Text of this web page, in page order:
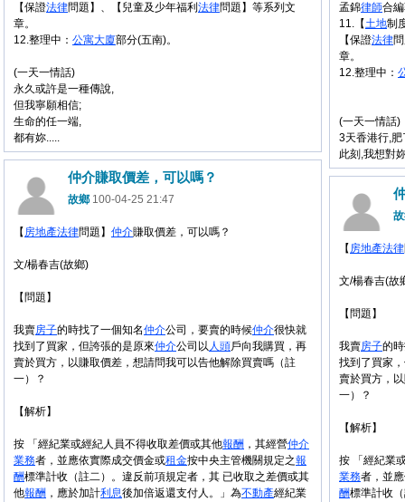
【保證法律問題】、【兒童及少年福利 法律問題】等系列文
章。
12.整理中： 公寓大廈部分(五南)。
(一天一情話)
永久或許是一種傳說,
但我寧願相信;
生命的任一端,
都有妳.....
孟錦律師合
11.【土地制
【保證法律
章。
12.整理中：
(一天一情話)
3天香港行,
此刻,我想對
仲介賺取價差，可以嗎？
故鄉100-04-25 21:47
【 房地產法律問題】 仲介賺取價差，可以嗎？
文/楊春吉(故鄉)
【問題】
我賣房子的時找了一個知名仲介公司，要賣的時候仲介很快就
找到了買家，但誇張的是原來仲介公司以 人頭戶向我購買，再
賣於買方，以賺取價差，想請問我可以告他解除買賣嗎（註
一）？
【解析】
按 「經紀業或經紀人員不得收取差價或其他報酬 ，其經營仲介
業務者，並應依實際成交價金或租金按中央主管機關規定之報
酬標準計收（註二）。違反前項規定者，其 已收取之差價或其
他報酬 ，應於加計利息後加倍返還支付人。」為不動產經紀業
【 房地產法律
文/楊春吉(故
【問題】
我賣房子的
找到了買家
賣於買方，
一）？
【解析】
按 「經紀業
業務者，並
酬標準計收